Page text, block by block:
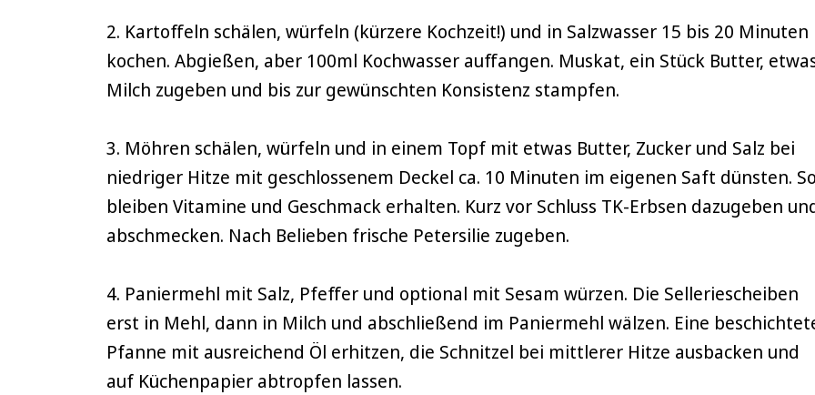
2. Kartoffeln schälen, würfeln (kürzere Kochzeit!) und in Salzwasser 15 bis 20 Minuten
kochen. Abgießen, aber 100ml Kochwasser auffangen. Muskat, ein Stück Butter,
Milch zugeben und bis zur gewünschten Konsistenz stampfen.
3. Möhren schälen, würfeln und in einem Topf mit etwas Butter, Zucker und Salz bei
niedriger Hitze mit geschlossenem Deckel ca. 10 Minuten im eigenen Saft dünsten.
bleiben Vitamine und Geschmack erhalten. Kurz vor Schluss TK-Erbsen dazugeben
abschmecken. Nach Belieben frische Petersilie zugeben.
4. Paniermehl mit Salz, Pfeffer und optional mit Sesam würzen. Die Selleriescheiben
erst in Mehl, dann in Milch und abschließend im Paniermehl wälzen. Eine
Pfanne mit ausreichend Öl erhitzen, die Schnitzel bei mittlerer Hitze ausbacken und
auf Küchenpapier abtropfen lassen.